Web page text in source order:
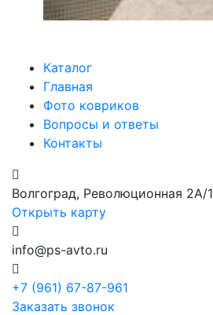
Каталог
Главная
Фото ковриков
Вопросы и ответы
Контакты
Волгоград, Революционная 2А/1
Открыть карту
info@ps-avto.ru
+7 (961) 67-87-961
Заказать звонок